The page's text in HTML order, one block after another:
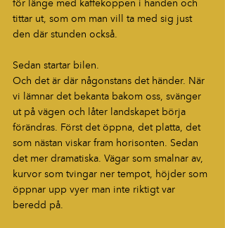
för länge med kaffekoppen i handen och
tittar ut, som om man vill ta med sig just
den där stunden också.
Sedan startar bilen.
Och det är där någonstans det händer. När
vi lämnar det bekanta bakom oss, svänger
ut på vägen och låter landskapet börja
förändras. Först det öppna, det platta, det
som nästan viskar fram horisonten. Sedan
det mer dramatiska. Vägar som smalnar av,
kurvor som tvingar ner tempot, höjder som
öppnar upp vyer man inte riktigt var
beredd på.